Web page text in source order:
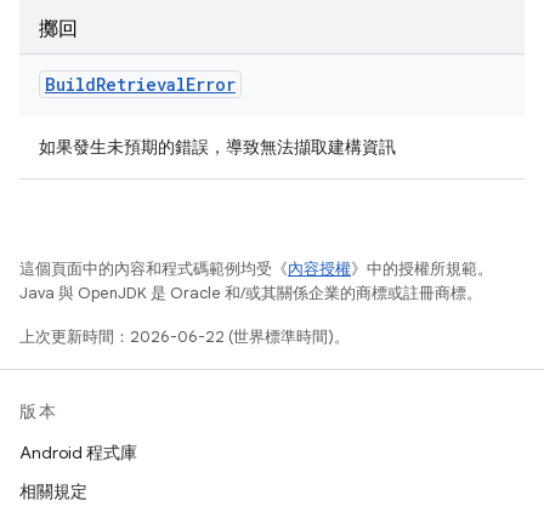
擲回
BuildRetrievalError
如果發生未預期的錯誤，導致無法擷取建構資訊
這個頁面中的內容和程式碼範例均受《內容授權》中的授權所規範。
Java 與 OpenJDK 是 Oracle 和/或其關係企業的商標或註冊商標。
上次更新時間：2026-06-22 (世界標準時間)。
版本
Android 程式庫
相關規定